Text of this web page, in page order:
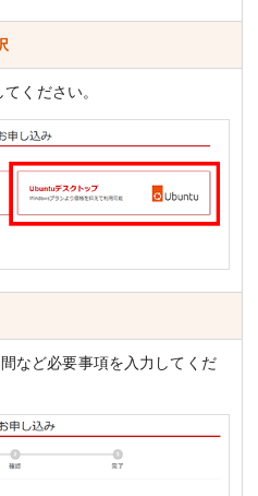
ください。
など必要事項を入力してくだ